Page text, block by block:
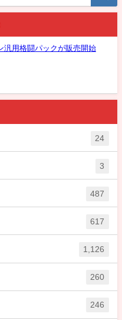
汎用格闘パックが販売開始
24
3
487
617
1,126
260
246